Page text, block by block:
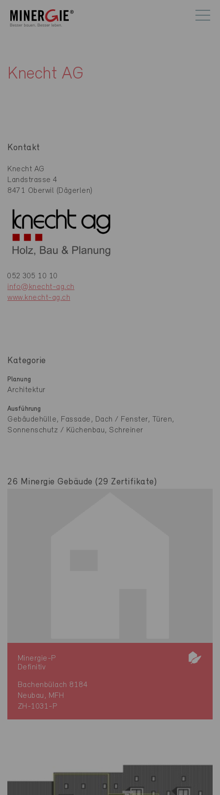
Knecht AG
Kontakt
Knecht AG
Landstrasse 4
8471 Oberwil (Dägerlen)
052 305 10 10
info@knecht-ag.ch
www.knecht-ag.ch
Kategorie
Planung
Architektur
Ausführung
Gebäudehülle, Fassade, Dach / Fenster, Türen,
Sonnenschutz / Küchenbau, Schreiner
26 Minergie Gebäude (29 Zertifikate)
Minergie-P
Definitiv
Bachenbülach 8184
Neubau, MFH
ZH-1031-P